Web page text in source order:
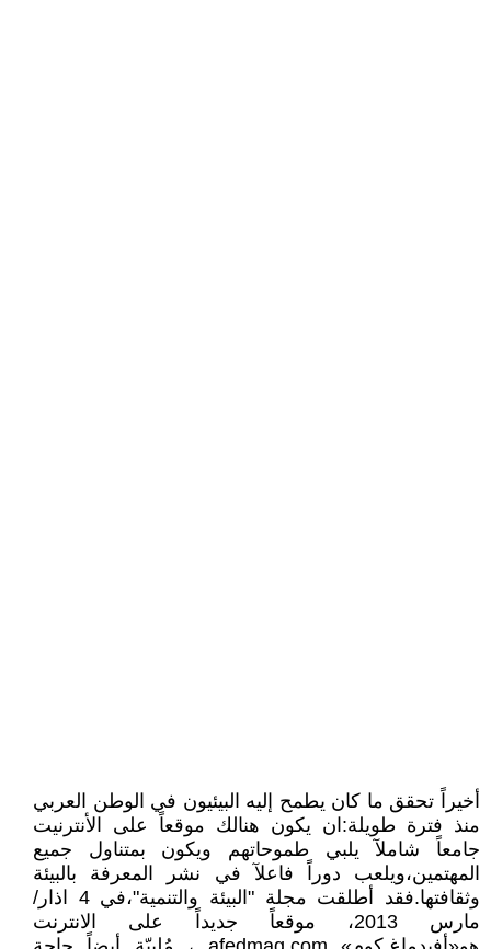
أخيراً تحقق ما كان يطمح إليه البيئيون في الوطن العربي
منذ فترة طويلة:ان يكون هنالك موقعاً على الأنترنيت
جامعاً شاملآ يلبي طموحاتهم ويكون بمتناول جميع
المهتمين،ويلعب دوراً فاعلآ في نشر المعرفة بالبيئة
وثقافتها.فقد أطلقت مجلة "البيئة والتنمية"،في 4 اذار/
مارس 2013، موقعاً جديداً على الانترنت